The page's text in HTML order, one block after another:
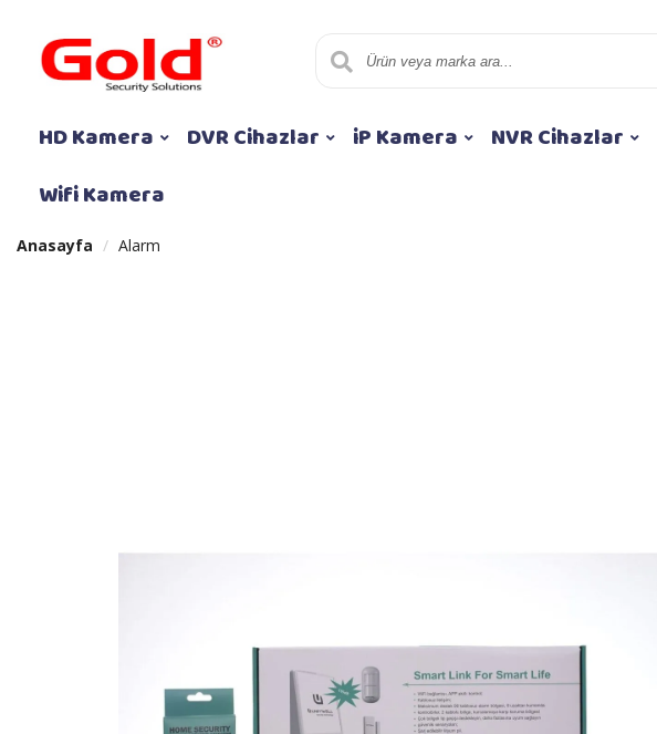
HD Kamera DVR Cihazlar iP Kamera NVR Cihazlar
Wifi Kamera
Anasayfa Alarm